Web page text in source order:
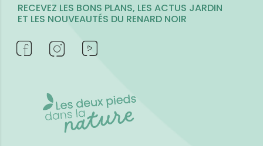
RECEVEZ LES BONS PLANS, LES ACTUS JARDIN
ET LES NOUVEAUTÉS DU RENARD NOIR